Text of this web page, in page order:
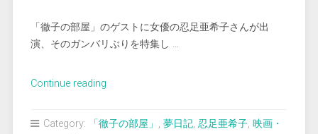
「徹子の部屋」のゲストに女優の忍足亜希子さんが出
演、そのガンバリぶりを特集し …
Continue reading“＜
占
Category: 「徹子の部屋」 , 夢日記, 忍足亜希子, 映画・